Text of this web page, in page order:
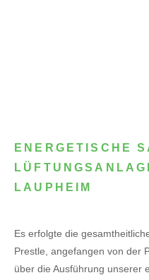
ENERGETISCHE
LAUPHEIM
Es erfolgte die
Prestle, angefangen von der
über die Ausführung unserer